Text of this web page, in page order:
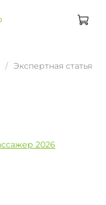
Экспертная статья